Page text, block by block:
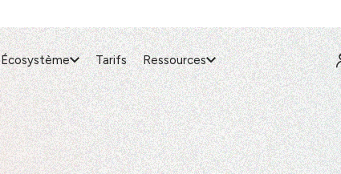
Écosystème Tarifs Ressources